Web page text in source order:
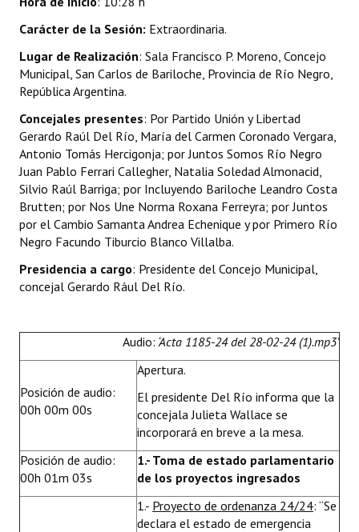
INSTITUCIONAL
Noticias Destacadas
Registros y Distinciones
Datos Históricos
Premio al Mérito - Registro
Audiencias Públicas - Registro
Mujeres que Dejaron Huellas - Registro
Periodistas Decanos - Registro
Banca del Vecino - Registro
Huéspedes de Honor - Registro
Antiguos Pobladores - Registro
Reconocimientos - Registro
Bariloche, Municipio intercultural
Entrega de distinciones
Carácter de la Sesión: Extraordinaria.
Lugar de Realización: Sala Francisco P. Moreno, Concejo
Municipal, San Carlos de Bariloche, Provincia de Río Negro,
República Argentina.
Concejales presentes: Por Partido Unión y Libertad
Gerardo Raúl Del Río, María del Carmen Coronado Vergara,
Antonio Tomás Hercigonja; por Juntos Somos Río Negro
Juan Pablo Ferrari Callegher, Natalia Soledad Almonacid,
Silvio Raúl Barriga; por Incluyendo Bariloche Leandro Costa
Brutten; por Nos Une Norma Roxana Ferreyra; por Juntos
por el Cambio Samanta Andrea Echenique y por Primero Río
Negro Facundo Tiburcio Blanco Villalba.
Presidencia a cargo: Presidente del Concejo Municipal,
concejal Gerardo Rául Del Río.
Audio: ‘Acta 1185-24 del 28-02-24 (1).mp3’
Posición de audio:
00h 00m 00s
Apertura.
El presidente Del Río informa que la
concejala Julieta Wallace se
incorporará en breve a la mesa.
Posición de audio:
00h 01m 03s
1.- Toma de estado parlamentario
de los proyectos ingresados
1.- Proyecto de ordenanza 24/24: “Se
declara el estado de emergencia